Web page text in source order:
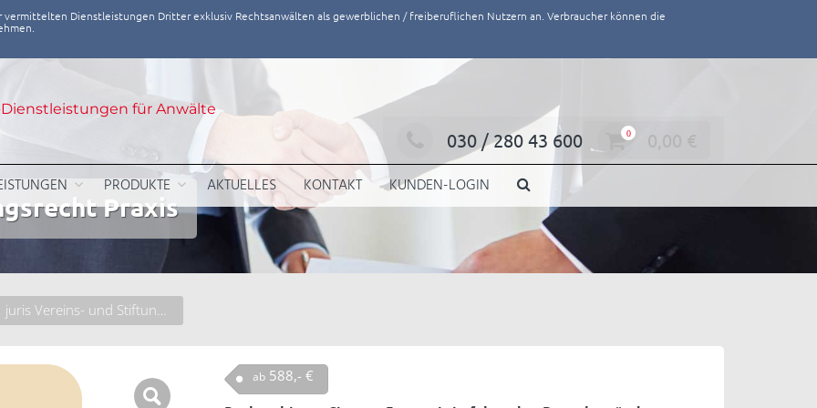
vermittelten Dienstleistungen Dritter exklusiv Rechtsanwälten als gewerblichen / freiberuflichen Nutzern an. Verbraucher können die
für Anwälte
030 / 280 43 600 0 0,00 €
PRODUKTE AKTUELLES KONTAKT KUNDEN-LOGIN
Praxis
juris Vereins- und Stiftungsrecht Praxis
ab 588,- €